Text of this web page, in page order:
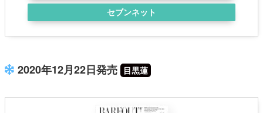
セブンネット
2020年12月22日発売 目黒蓮